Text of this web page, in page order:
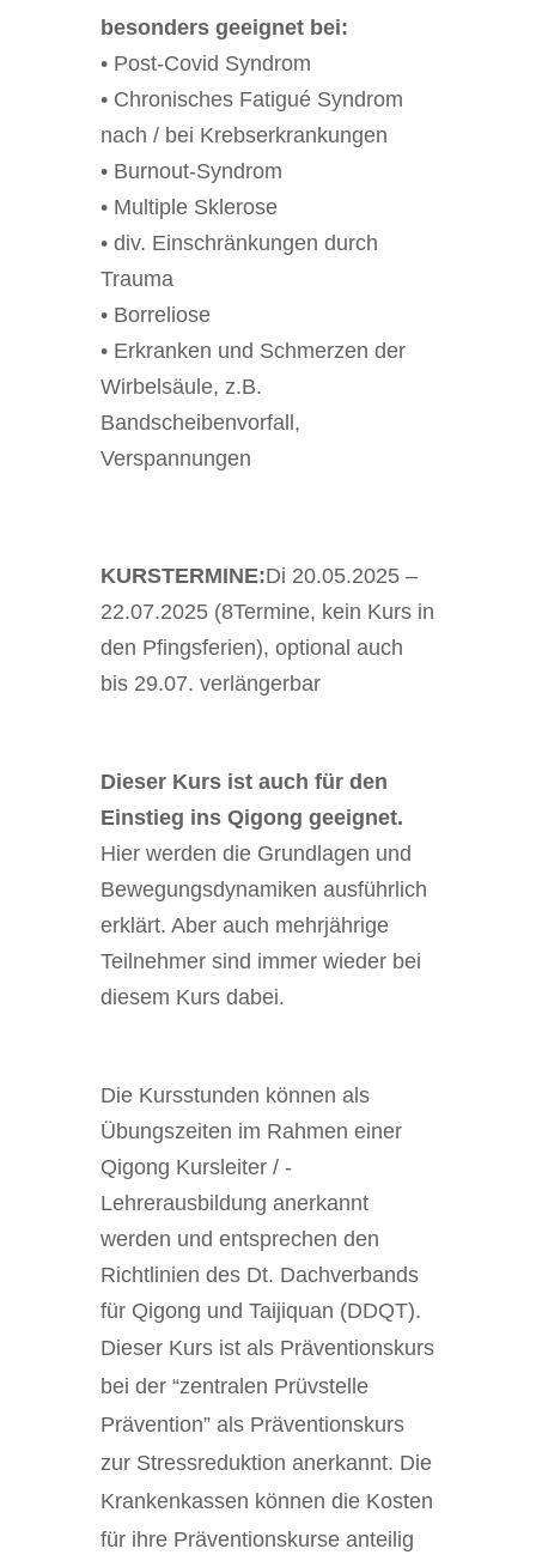
besonders geeignet bei:
• Post-Covid Syndrom
• Chronisches Fatigué Syndrom
nach / bei Krebserkrankungen
• Burnout-Syndrom
• Multiple Sklerose
• div. Einschränkungen durch
Trauma
• Borreliose
• Erkranken und Schmerzen der
Wirbelsäule, z.B.
Bandscheibenvorfall,
Verspannungen
KURSTERMINE:Di 20.05.2025 –
22.07.2025 (8Termine, kein Kurs in
den Pfingsferien), optional auch
bis 29.07. verlängerbar
Dieser Kurs ist auch für den
Einstieg ins Qigong geeignet.
Hier werden die Grundlagen und
Bewegungsdynamiken ausführlich
erklärt. Aber auch mehrjährige
Teilnehmer sind immer wieder bei
diesem Kurs dabei.
Die Kursstunden können als
Übungszeiten im Rahmen einer
Qigong Kursleiter / -
Lehrerausbildung anerkannt
werden und entsprechen den
Richtlinien des Dt. Dachverbands
für Qigong und Taijiquan (DDQT).
Dieser Kurs ist als Präventionskurs
bei der “zentralen Prüvstelle
Prävention” als Präventionskurs
zur Stressreduktion anerkannt. Die
Krankenkassen können die Kosten
für ihre Präventionskurse anteilig